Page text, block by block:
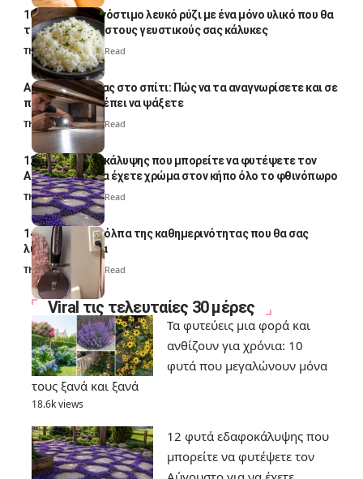
10 φορές ποιο νόστιμο λευκό ρύζι με ένα μόνο υλικό που θα
το απογειώσει στους γευστικούς σας κάλυκες
Thali Ombre4 Min Read
Αυγά κατσαρίδας στο σπίτι: Πώς να τα αναγνωρίσετε και σε
ποια σημεία πρέπει να ψάξετε
Thali Ombre4 Min Read
12 φυτά εδαφοκάλυψης που μπορείτε να φυτέψετε τον
Αύγουστο για να έχετε χρώμα στον κήπο όλο το φθινόπωρο
Thali Ombre7 Min Read
14 πανέξυπνα κόλπα της καθημερινότητας που θα σας
λύσουν τα χέρια
Thali Ombre 6 Min Read
Viral τις τελευταίες 30 μέρες
Τα φυτεύεις μια φορά και
ανθίζουν για χρόνια: 10
φυτά που μεγαλώνουν μόνα
τους ξανά και ξανά
18.6k views
12 φυτά εδαφοκάλυψης που
μπορείτε να φυτέψετε τον